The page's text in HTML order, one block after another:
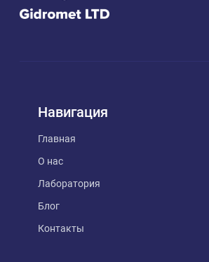
Навигация
Главная
О нас
Лаборатория
Блог
Контакты